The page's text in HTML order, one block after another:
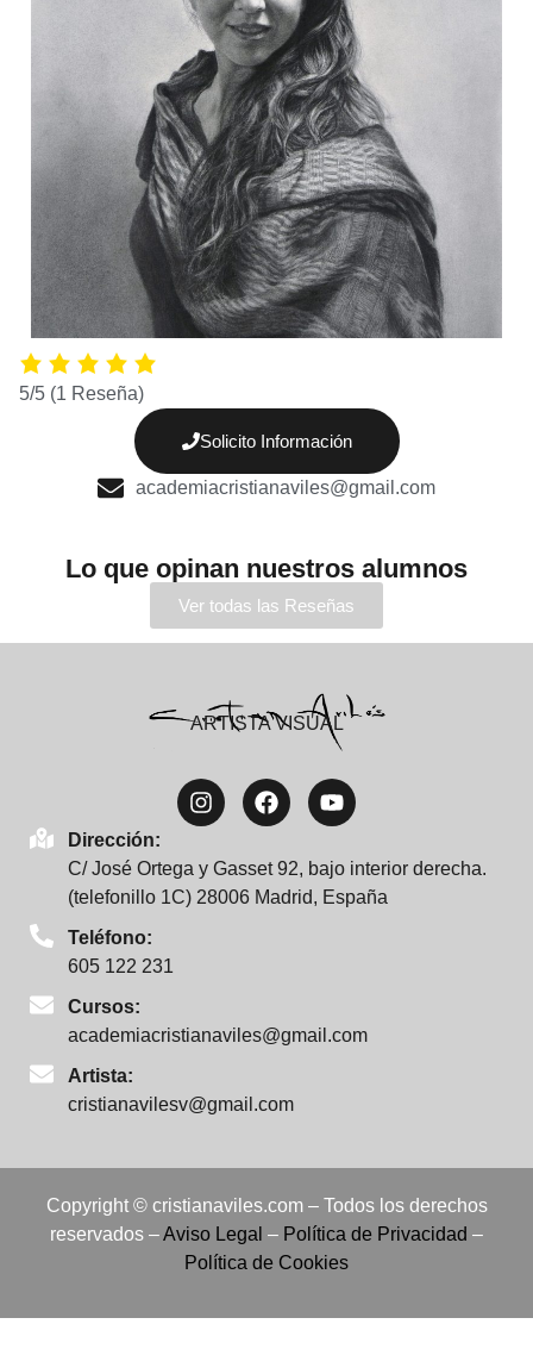
5/5 (1 Reseña)
Solicito Información
academiacristianaviles@gmail.com
Lo que opinan nuestros alumnos
Ver todas las Reseñas
ARTISTA VISUAL
Dirección:
C/ José Ortega y Gasset 92, bajo interior derecha.
(telefonillo 1C) 28006 Madrid, España
Teléfono:
605 122 231
Cursos:
academiacristianaviles@gmail.com
Artista:
cristianavilesv@gmail.com
Copyright © cristianaviles.com – Todos los derechos
reservados –Aviso Legal – Política de Privacidad –
Política de Cookies